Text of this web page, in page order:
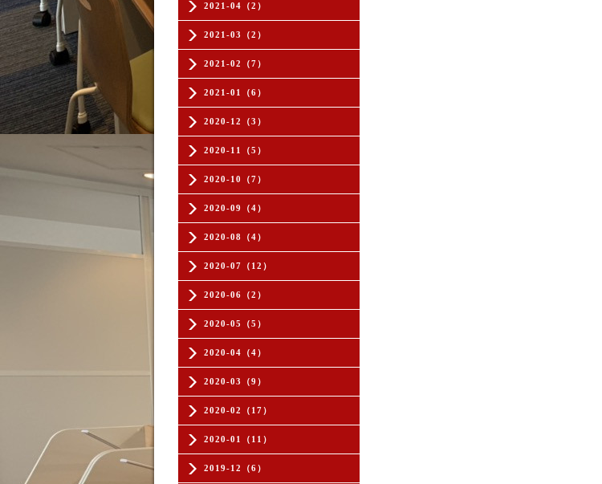
2021-04（2）
2021-03（2）
2021-02（7）
2021-01（6）
2020-12（3）
2020-11（5）
2020-10（7）
2020-09（4）
2020-08（4）
2020-07（12）
2020-06（2）
2020-05（5）
2020-04（4）
2020-03（9）
2020-02（17）
2020-01（11）
2019-12（6）